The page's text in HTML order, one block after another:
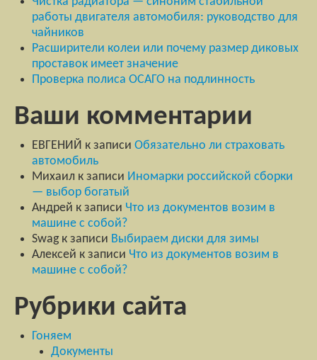
работы двигателя автомобиля: руководство для
чайников
Расширители колеи или почему размер диковых
проставок имеет значение
Проверка полиса ОСАГО на подлинность
Ваши комментарии
ЕВГЕНИЙ к записи Обязательно ли страховать
автомобиль
Михаил к записи Иномарки российской сборки
— выбор богатый
Андрей к записи Что из документов возим в
машине с собой?
Swagк записи Выбираем диски для зимы
Алексей к записи Что из документов возим в
машине с собой?
Рубрики сайта
Гоняем
Документы